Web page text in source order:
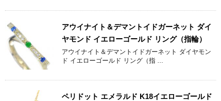
アウイナイト＆デマントイドガーネット ダイ
ヤモンド イエローゴールド リング（指輪）
アウイナイト＆デマントイドガーネット ダイヤモン
ド イエローゴールド リング（指 ...
ペリドット エメラルド K18イエローゴールド